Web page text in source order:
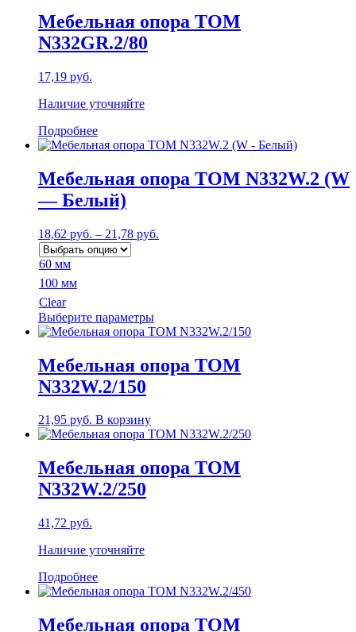
Мебельная опора TOM
N332GR.2/80
17,19 руб.
Наличие уточняйте
Подробнее
Мебельная опора TOM N332W.2 (W
— Белый)
18,62 руб. – 21,78 руб.
60 мм
100 мм
Clear
Выберите параметрыЭтот
товар
несколько
вариаций.
на
Мебельная опора TOM
N332W.2/150
21,95 руб. В корзину
Мебельная опора TOM
N332W.2/250
41,72 руб.
Наличие уточняйте
Подробнее
Мебельная опора TOM